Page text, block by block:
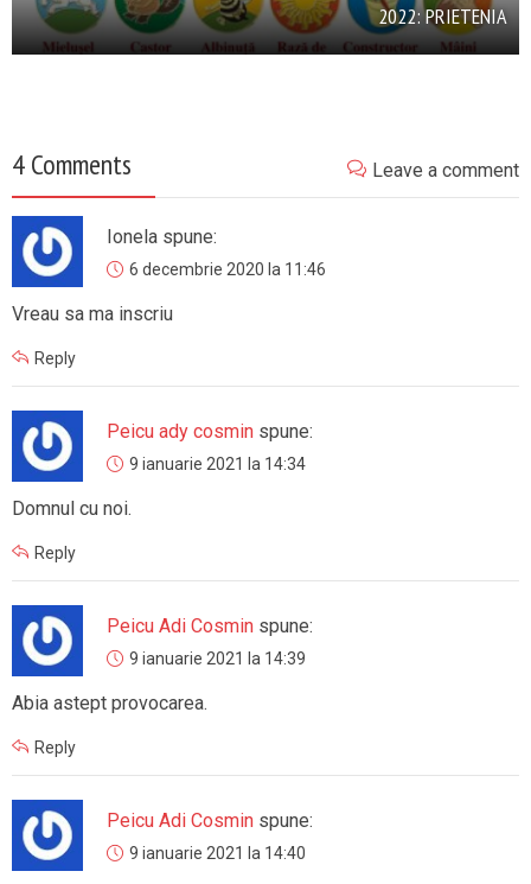
2022: PRIETENIA
4 Comments Leave a comment
Ionela spune:
6 decembrie 2020 la 11:46
Vreau sa ma inscriu
Reply
Peicu ady cosmin spune:
9 ianuarie 2021 la 14:34
Domnul cu noi.
Reply
Peicu Adi Cosmin spune:
9 ianuarie 2021 la 14:39
Abia astept provocarea.
Reply
Peicu Adi Cosmin spune:
9 ianuarie 2021 la 14:40